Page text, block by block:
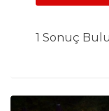
1 Sonuç